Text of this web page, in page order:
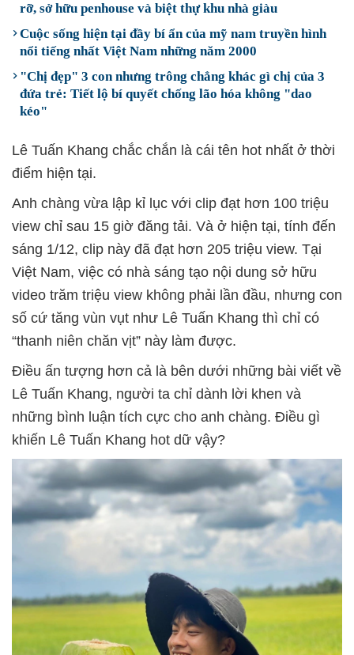
rỡ, sở hữu penhouse và biệt thự khu nhà giàu
Cuộc sống hiện tại đầy bí ẩn của mỹ nam truyền hình
nổi tiếng nhất Việt Nam những năm 2000
"Chị đẹp" 3 con nhưng trông chẳng khác gì chị của 3
đứa trẻ: Tiết lộ bí quyết chống lão hóa không "dao
kéo"
Lê Tuấn Khang chắc chắn là cái tên hot nhất ở thời
điểm hiện tại.
Anh chàng vừa lập kỉ lục với clip đạt hơn 100 triệu
view chỉ sau 15 giờ đăng tải. Và ở hiện tại, tính đến
sáng 1/12, clip này đã đạt hơn 205 triệu view. Tại
Việt Nam, việc có nhà sáng tạo nội dung sở hữu
video trăm triệu view không phải lần đầu, nhưng con
số cứ tăng vùn vụt như Lê Tuấn Khang thì chỉ có
“thanh niên chăn vịt” này làm được.
Điều ấn tượng hơn cả là bên dưới những bài viết về
Lê Tuấn Khang, người ta chỉ dành lời khen và
những bình luận tích cực cho anh chàng. Điều gì
khiến Lê Tuấn Khang hot dữ vậy?